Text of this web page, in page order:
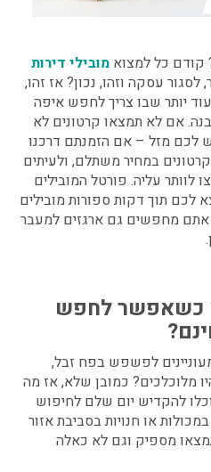
קודם כל למצוא מובילי דירות
עסקה וזהו, נכון? אז זהו,
יותר שבו צריך לחפש איפה
אם לא תמצאו קרטונים לא
לכם מזל – אם הזמנתם דרכנו
במחיר משתלם, ולעיתים
עליה. פורטל המובילים
לכם תוך דקות ספורות מובילים
אתם מחפשים גם ארגזים למעבר
כשאפשר לחפש
לפשפש בפח זבל,
מלוכלכים? כמובן שלא, אז מה
להקדיש יום שלם לחיפוש
במכולות או חנויות בסביבת אזור
מספיק וגם לא כאלה